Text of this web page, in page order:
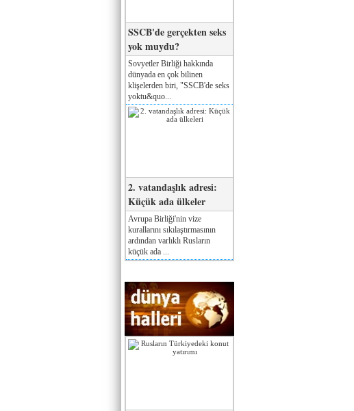
SSCB'de gerçekten seks
yok muydu?
Sovyetler Birliği hakkında
dünyada en çok bilinen
klişelerden biri, "SSCB'de seks
yoktu&quo...
2. vatandaşlık adresi:
Küçük ada ülkeler
Avrupa Birliği'nin vize
kurallarını sıkılaştırmasının
ardından varlıklı Rusların
küçük ada ...